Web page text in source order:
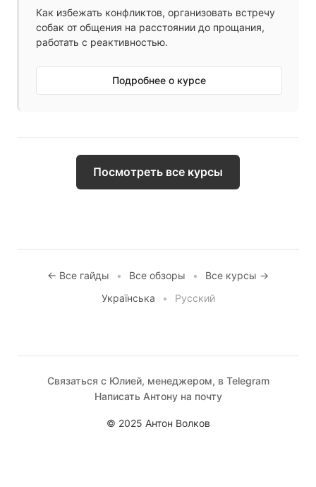
Как избежать конфликтов, организовать встречу
собак от общения на расстоянии до прощания,
работать с реактивностью.
Подробнее о курсе
Посмотреть все курсы
← Все гайды • Все обзоры •
Все курсы →
Українська
• Русский
Связаться с Юлией, менеджером, в Telegram
Написать Антону на почту
© 2025 Антон Волков